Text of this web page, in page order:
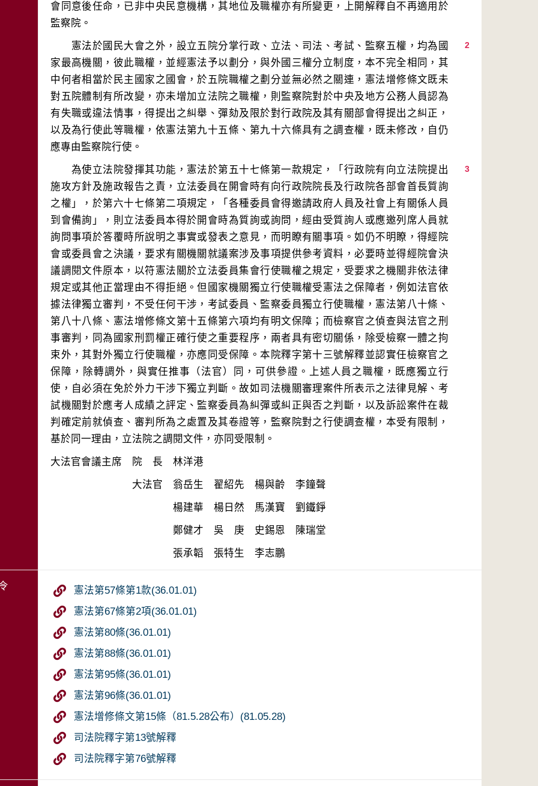
會同意後任命，已非中央民意機構，其地位及職權亦有所變更，上開解釋自不再適用於
2
憲法於國民大會之外，設立五院分掌行政、立法、司法、考試、監察五權，均為國
家最高機關，彼此職權，並經憲法予以劃分，與外國三權分立制度，本不完全相同，其
中何者相當於民主國家之國會，於五院職權之劃分並無必然之關連，憲法增修條文既未
對五院體制有所改變，亦未增加立法院之職權，則監察院對於中央及地方公務人員認為
有失職或違法情事，得提出之糾舉、彈劾及限於對行政院及其有關部會得提出之糾正，
以及為行使此等職權，依憲法第九十五條、第九十六條具有之調查權，既未修改，自仍
3
為使立法院發揮其功能，憲法於第五十七條第一款規定，「行政院有向立法院提出
施攻方針及施政報告之責，立法委員在開會時有向行政院院長及行政院各部會首長質詢
之權」，於第六十七條第二項規定，「各種委員會得邀請政府人員及社會上有關係人員
到會備詢」，則立法委員本得於開會時為質詢或詢問，經由受質詢人或應邀列席人員就
詢問事項於答覆時所說明之事實或發表之意見，而明瞭有關事項。如仍不明瞭，得經院
會或委員會之決議，要求有關機關就議案涉及事項提供參考資料，必要時並得經院會決
議調閱文件原本，以符憲法關於立法委員集會行使職權之規定，受要求之機關非依法律
規定或其他正當理由不得拒絕。但國家機關獨立行使職權受憲法之保障者，例如法官依
據法律獨立審判，不受任何干涉，考試委員、監察委員獨立行使職權，憲法第八十條、
第八十八條、憲法增修條文第十五條第六項均有明文保障；而檢察官之偵查與法官之刑
事審判，同為國家刑罰權正確行使之重要程序，兩者具有密切關係，除受檢察一體之拘
束外，其對外獨立行使職權，亦應同受保障。本院釋字第十三號解釋並認實任檢察官之
保障，除轉調外，與實任推事（法官）同，可供參證。上述人員之職權，既應獨立行
使，自必須在免於外力干涉下獨立判斷。故如司法機關審理案件所表示之法律見解、考
試機關對於應考人成績之評定、監察委員為糾彈或糾正與否之判斷，以及訴訟案件在裁
判確定前就偵查、審判所為之處置及其卷證等，監察院對之行使調查權，本受有限制，
憲法第57條第1款(36.01.01)
憲法第67條第2項(36.01.01)
憲法第80條(36.01.01)
憲法第88條(36.01.01)
憲法第95條(36.01.01)
憲法第96條(36.01.01)
憲法增修條文第15條（81.5.28公布）(81.05.28)
司法院釋字第13號解釋
司法院釋字第76號解釋